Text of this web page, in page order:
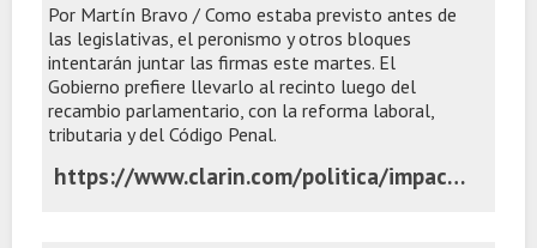
Por Martín Bravo / Como estaba previsto antes de
las legislativas, el peronismo y otros bloques
intentarán juntar las firmas este martes. El
Gobierno prefiere llevarlo al recinto luego del
recambio parlamentario, con la reforma laboral,
tributaria y del Código Penal.
https://www.clarin.com/politica/impacto-26o-congreso-oposicion-busca-dictamen-presupuesto-oficialismo-impone-agenda-tiempos_0_OFcbbPTeRy.html